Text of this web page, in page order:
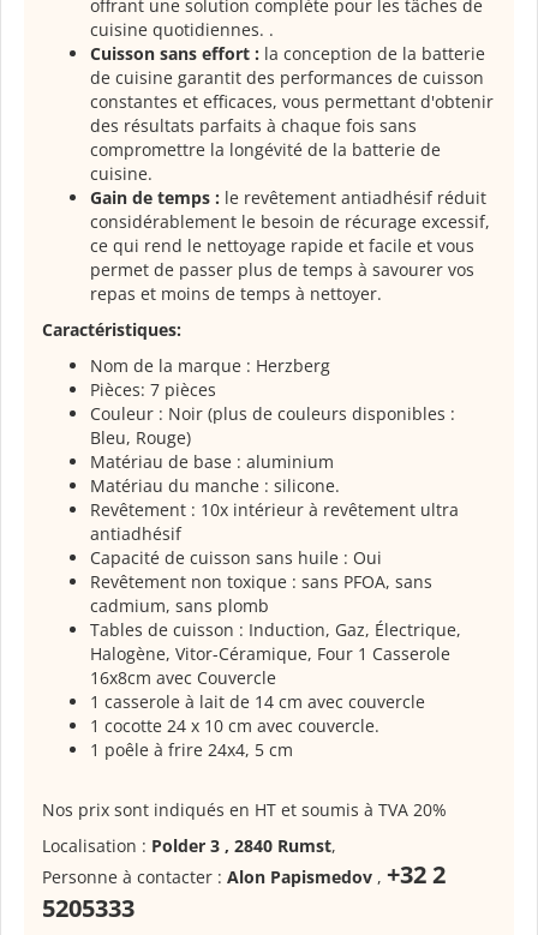
offrant une solution complète pour les tâches de
cuisine quotidiennes. .
Cuisson sans effort : la conception de la batterie
de cuisine garantit des performances de cuisson
constantes et efficaces, vous permettant d'obtenir
des résultats parfaits à chaque fois sans
compromettre la longévité de la batterie de
cuisine.
Gain de temps : le revêtement antiadhésif réduit
considérablement le besoin de récurage excessif,
ce qui rend le nettoyage rapide et facile et vous
permet de passer plus de temps à savourer vos
repas et moins de temps à nettoyer.
Caractéristiques:
Nom de la marque : Herzberg
Pièces: 7 pièces
Couleur : Noir (plus de couleurs disponibles :
Bleu, Rouge)
Matériau de base : aluminium
Matériau du manche : silicone.
Revêtement : 10x intérieur à revêtement ultra
antiadhésif
Capacité de cuisson sans huile : Oui
Revêtement non toxique : sans PFOA, sans
cadmium, sans plomb
Tables de cuisson : Induction, Gaz, Électrique,
Halogène, Vitor-Céramique, Four 1 Casserole
16x8cm avec Couvercle
1 casserole à lait de 14 cm avec couvercle
1 cocotte 24 x 10 cm avec couvercle.
1 poêle à frire 24x4, 5 cm
Nos prix sont indiqués en HT et soumis à TVA 20%
Localisation : Polder 3 , 2840 Rumst,
Personne à contacter : Alon Papismedov , +32 2
5205333